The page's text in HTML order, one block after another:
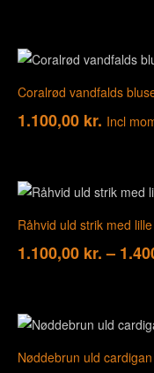
Coralrød vandfalds
1.100,00 kr. Incl
Råhvid uld strik med
1.100,00 kr. –
Nøddebrun uld